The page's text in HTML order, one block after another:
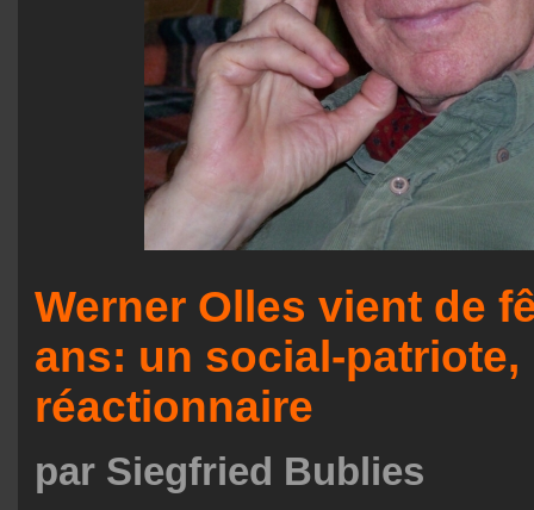
Werner Olles vient de
ans: un social-patriote,
réactionnaire
par Siegfried Bublies